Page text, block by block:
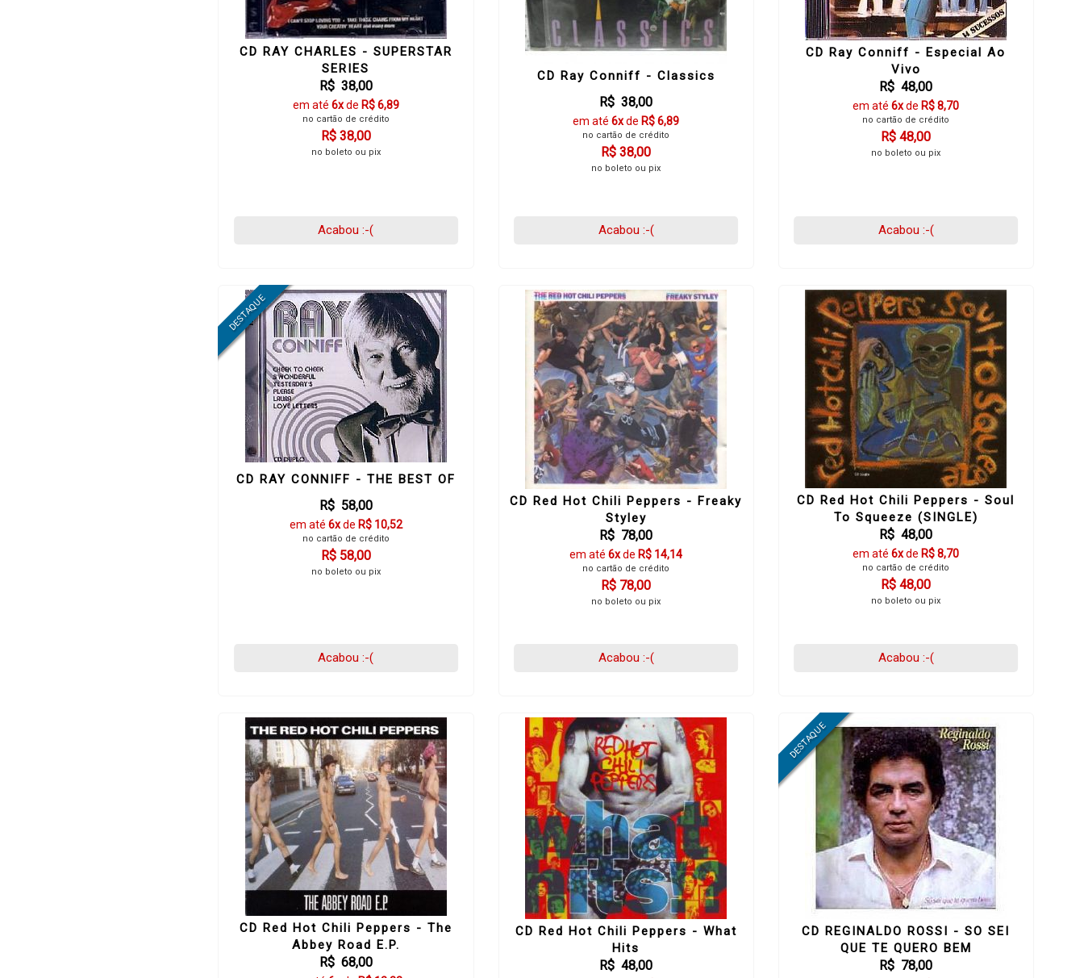
CD RAY CHARLES - SUPERSTAR
SERIES
R$ 38,00
em até 6xde R$ 6,89
no cartão de crédito
R$ 38,00
no boleto ou pix
Acabou :-(
CD Ray Conniff - Classics
R$ 38,00
em até6xde R$ 6,89
no cartão de crédito
R$ 38,00
no boleto ou pix
Acabou :-(
CD Ray Conniff - Especial Ao
Vivo
R$ 48,00
em até6xde R$ 8,70
no cartão de crédito
R$ 48,00
no boleto ou pix
Acabou :-(
CD RAY CONNIFF - THE BEST OF
R$ 58,00
em até 6xde R$ 10,52
no cartão de crédito
R$ 58,00
no boleto ou pix
Acabou :-(
CD Red Hot Chili Peppers - Freaky
Styley
R$ 78,00
em até6xde R$ 14,14
no cartão de crédito
R$ 78,00
no boleto ou pix
Acabou :-(
CD Red Hot Chili Peppers - Soul
To Squeeze (SINGLE)
R$ 48,00
em até6xde R$ 8,70
no cartão de crédito
R$ 48,00
no boleto ou pix
Acabou :-(
CD Red Hot Chili Peppers - The
Abbey Road E.P.
R$ 68,00
CD Red Hot Chili Peppers - What
Hits
R$ 48,00
CD REGINALDO ROSSI - SO SEI
QUE TE QUERO BEM
R$ 78,00